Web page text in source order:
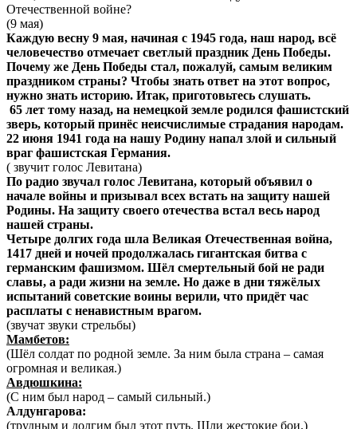
Отечественной войне?
(9 мая)
Каждую весну 9 мая, начиная с 1945 года, наш народ, всё
человечество отмечает светлый праздник День Победы.
Почему же День Победы стал, пожалуй, самым великим
праздником страны? Чтобы знать ответ на этот вопрос,
нужно знать историю. Итак, приготовьтесь слушать.
65 лет тому назад, на немецкой земле родился фашистский
зверь, который принёс неисчислимые страдания народам.
22 июня 1941 года на нашу Родину напал злой и сильный
враг фашистская Германия.
( звучит голос Левитана)
По радио звучал голос Левитана, который объявил о
начале войны и призывал всех встать на защиту нашей
Родины. На защиту своего отечества встал весь народ
нашей страны.
Четыре долгих года шла Великая Отечественная война,
1417 дней и ночей продолжалась гигантская битва с
германским фашизмом. Шёл смертельный бой не ради
славы, а ради жизни на земле. Но даже в дни тяжёлых
испытаний советские воины верили, что придёт час
расплаты с ненавистным врагом.
(звучат звуки стрельбы)
Мамбетов:
(Шёл солдат по родной земле. За ним была страна – самая
огромная и великая.)
Авдюшкина:
(С ним был народ – самый сильный.)
Алдунгарова:
(трудным и долгим был этот путь. Шли жестокие бои.)